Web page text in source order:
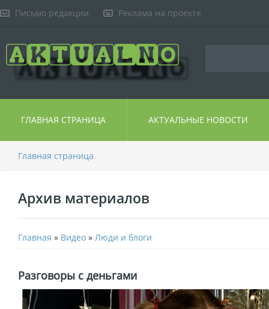
Письмо редакции Реклама на проекте
ГЛАВНАЯ СТРАНИЦА АКТУАЛЬНЫЕ НОВОСТИ
Главная страница
Архив материалов
Главная » Видео » Люди и блоги
Разговоры с деньгами